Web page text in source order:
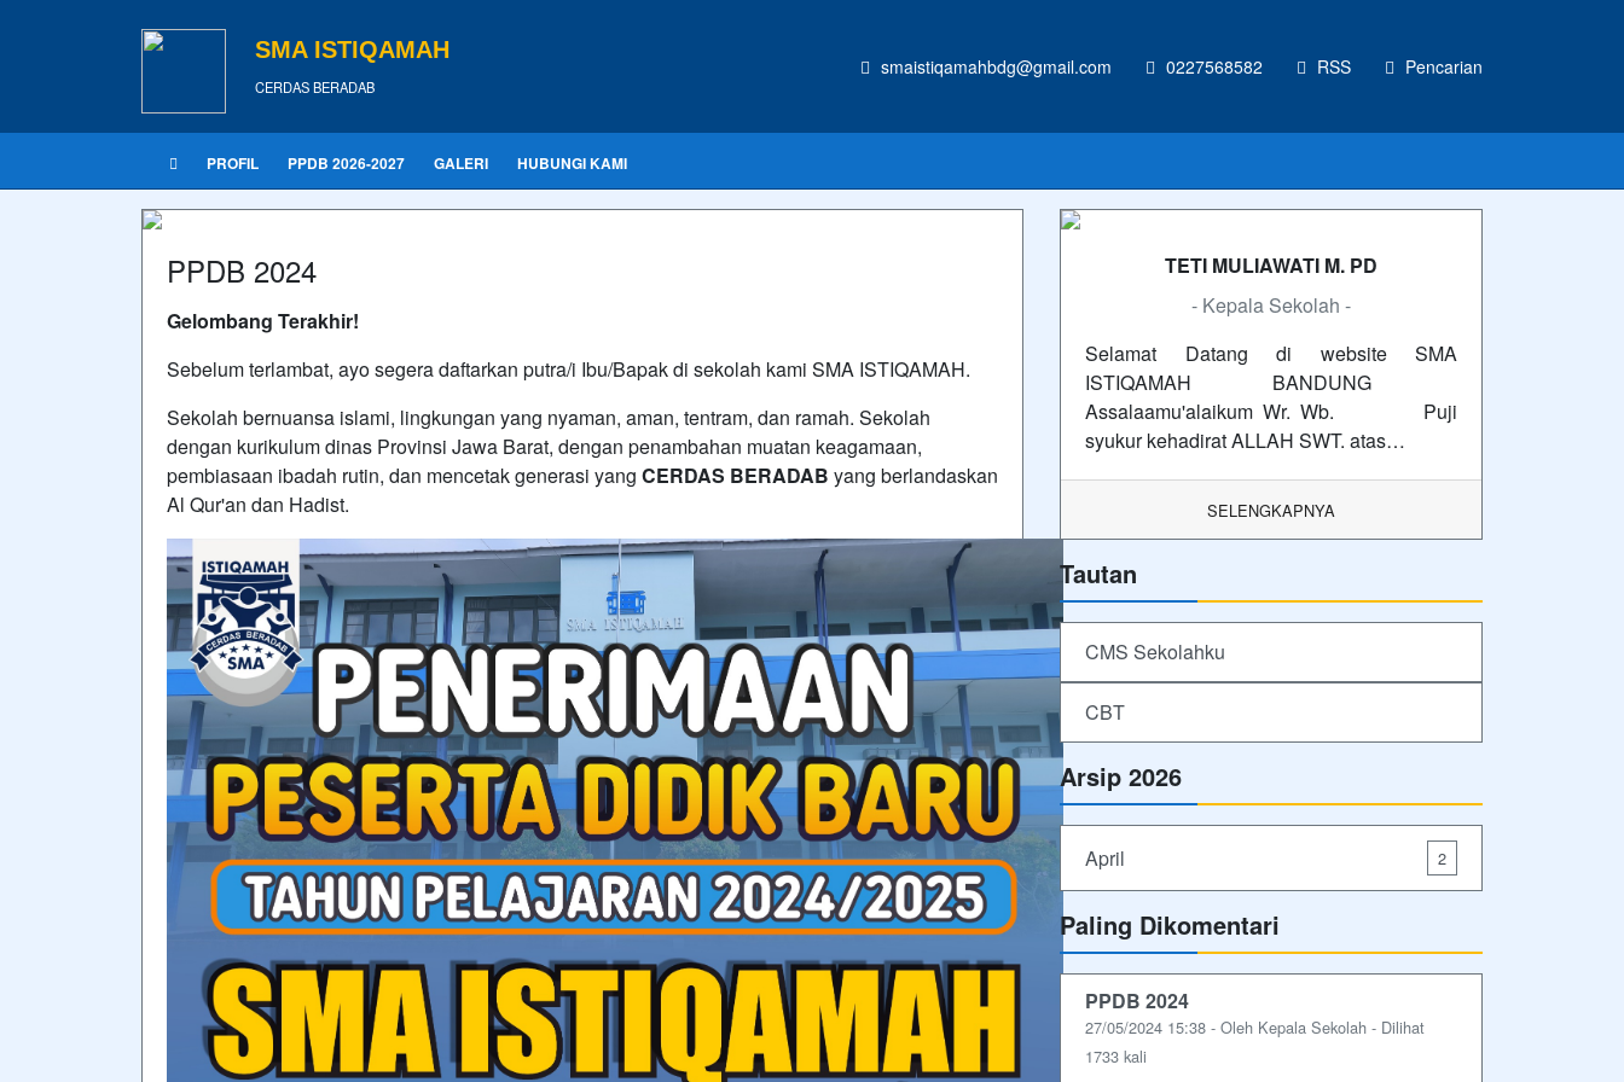
SMA ISTIQAMAH
CERDAS BERADAB
smaistiqamahbdg@gmail.com 0227568582 RSS Pencarian
PROFIL PPDB 2026-2027 GALERI HUBUNGI KAMI
PPDB 2024
Gelombang Terakhir!
Sebelum terlambat, ayo segera daftarkan putra/i Ibu/Bapak di sekolah kami SMA ISTIQAMAH.
Sekolah bernuansa islami, lingkungan yang nyaman, aman, tentram, dan ramah. Sekolah
dengan kurikulum dinas Provinsi Jawa Barat, dengan penambahan muatan keagamaan,
pembiasaan ibadah rutin, dan mencetak generasi yang CERDAS BERADAB yang berlandaskan
Al Qur'an dan Hadist.
TETI MULIAWATI M. PD
- Kepala Sekolah -
Selamat Datang di website SMA
ISTIQAMAH BANDUNG
Assalaamu'alaikum Wr. Wb. Puji
syukur kehadirat ALLAH SWT. atas…
SELENGKAPNYA
Tautan
CMS Sekolahku
CBT
Arsip 2026
April 2
Paling Dikomentari
PPDB 2024
27/05/2024 15:38 - Oleh Kepala Sekolah - Dilihat
1733 kali